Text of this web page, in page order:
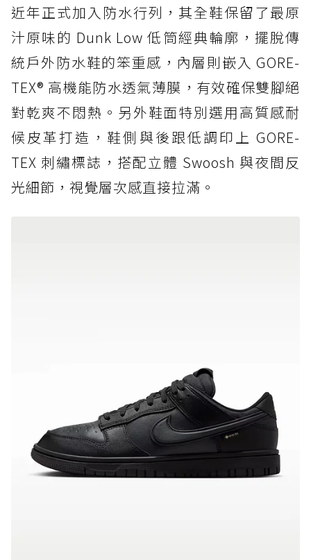
近年正式加入防水行列，其全鞋保留了最原
汁原味的 Dunk Low 低筒經典輪廓，擺脫傳
統戶外防水鞋的笨重感，內層則嵌入 GORE-
TEX® 高機能防水透氣薄膜，有效確保雙腳絕
對乾爽不悶熱。另外鞋面特別選用高質感耐
候皮革打造，鞋側與後跟低調印上 GORE-
TEX 刺繡標誌，搭配立體 Swoosh 與夜間反
光細節，視覺層次感直接拉滿。